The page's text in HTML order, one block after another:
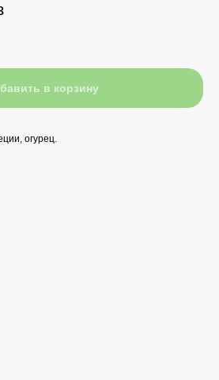
в корзину
огурец.